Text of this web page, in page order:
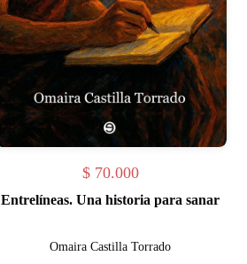
$70.000
Entrelíneas. Una historia para sanar
Omaira Castilla Torrado